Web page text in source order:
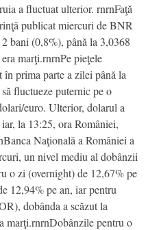
a fluctuat ulterior. rnrnFaţă
publicat miercuri de BNR
bani (0,8%), până la 3,0368
marţi.rnrnPe pieţele
prima parte a zilei până la
fluctueze puternic pe o
euro. Ulterior, dolarul a
la 13:25, ora României,
Naţională a României a
un nivel mediu al dobânzii
o zi (overnight) de 12,67% pe
12,94% pe an, iar pentru
dobânda a scăzut la
marţi.rnrnDobânzile pentru o